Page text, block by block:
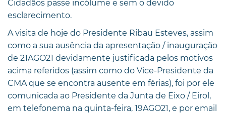
Cidadãos passe incólume e sem o devido
esclarecimento.
A visita de hoje do Presidente Ribau Esteves, assim
como a sua ausência da apresentação / inauguração
de 21AGO21 devidamente justificada pelos motivos
acima referidos (assim como do Vice-Presidente da
CMA que se encontra ausente em férias), foi por ele
comunicada ao Presidente da Junta de Eixo / Eirol,
em telefonema na quinta-feira, 19AGO21, e por email